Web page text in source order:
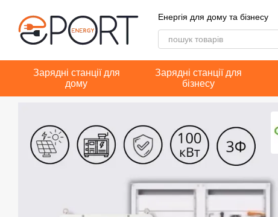
Енергія для дому та бізнесу
Зарядні станції для
дому
Зарядні станції для
бізнесу